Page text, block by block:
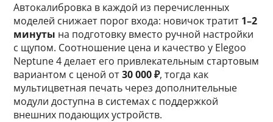
Автокалибровка в каждой из перечисленных
моделей снижает порог входа: новичок тратит 1–2
минуты на подготовку вместо ручной настройки
с щупом. Соотношение цена и качество у Elegoo
Neptune 4 делает его привлекательным стартовым
вариантом с ценой от30 000 ₽, тогда как
мультицветная печать через дополнительные
модули доступна в системах с поддержкой
внешних подающих устройств.